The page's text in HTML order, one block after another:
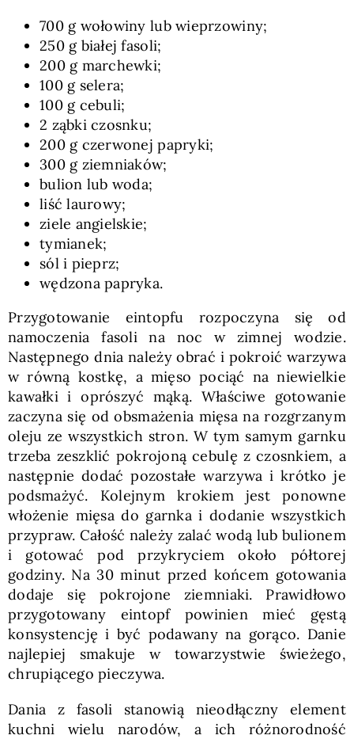
700 g wołowiny lub wieprzowiny;
250 g białej fasoli;
200 g marchewki;
100 g selera;
100 g cebuli;
2 ząbki czosnku;
200 g czerwonej papryki;
300 g ziemniaków;
bulion lub woda;
liść laurowy;
ziele angielskie;
tymianek;
sól i pieprz;
wędzona papryka.
Przygotowanie eintopfu rozpoczyna się od
namoczenia fasoli na noc w zimnej wodzie.
Następnego dnia należy obrać i pokroić warzywa
w równą kostkę, a mięso pociąć na niewielkie
kawałki i oprószyć mąką. Właściwe gotowanie
zaczyna się od obsmażenia mięsa na rozgrzanym
oleju ze wszystkich stron. W tym samym garnku
trzeba zeszklić pokrojoną cebulę z czosnkiem, a
następnie dodać pozostałe warzywa i krótko je
podsmażyć. Kolejnym krokiem jest ponowne
włożenie mięsa do garnka i dodanie wszystkich
przypraw. Całość należy zalać wodą lub bulionem
i gotować pod przykryciem około półtorej
godziny. Na 30 minut przed końcem gotowania
dodaje się pokrojone ziemniaki. Prawidłowo
przygotowany eintopf powinien mieć gęstą
konsystencję i być podawany na gorąco. Danie
najlepiej smakuje w towarzystwie świeżego,
chrupiącego pieczywa.
Dania z fasoli stanowią nieodłączny element
kuchni wielu narodów, a ich różnorodność